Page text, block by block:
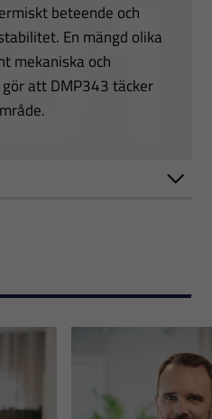
beteende och
En mängd olika
mekaniska och
att DMP343 täcker